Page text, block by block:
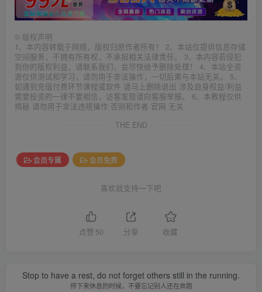
© 版权声明
1、本内容转载于网络，版权归原作者所有！ 2、本站仅提供信息存储
空间服务，不拥有所有权，不承担相关法律责任。 3、本内容若侵犯
到你的版权利益，请联系我们，会尽快给予删除处理！ 4、本站全资
源仅供测试和学习，请勿用于非法操作，一切后果与本站无关。 5、
如遇到充值付费环节课程或软件 请马上删除退出 涉及自身权益/利益
需要投资的一律不要相信，访客发现请向客服举报。 6、本教程仅供
揭秘 请勿用于非法违规操作 否则和作者 官网 无关
THE END
会员专属 会员免费
喜欢就支持一下吧
点赞 50 分享 收藏
Stop to have a rest, do not forget others still in the running.
停下来休息的时候，不要忘记别人还在奔跑